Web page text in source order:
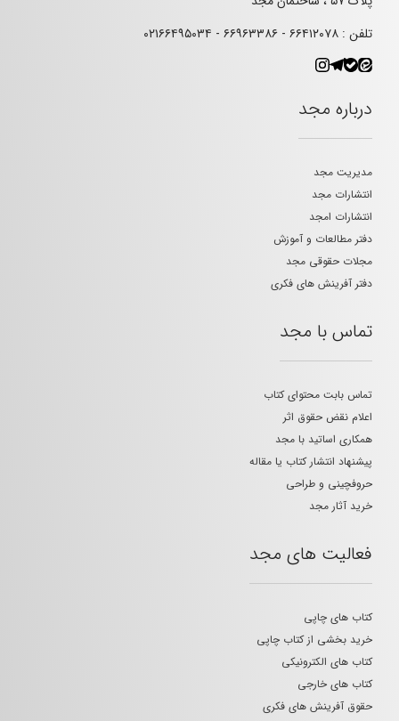
تلفن : ۶۶۴۱۲۰۷۸ - ۶۶۹۶۳۳۸۶ - ۰۲۱۶۶۴۹۵۰۳۴
درباره مجد
مدیریت مجد
انتشارات مجد
انتشارات امجد
دفتر مطالعات و آموزش
مجلات حقوقی مجد
دفتر آفرینش های فکری
تماس با مجد
تماس بابت محتوای کتاب
اعلام نقض حقوق اثر
همکاری اساتید با مجد
پیشنهاد انتشار کتاب یا مقاله
حروفچینی و طراحی
خرید آثار مجد
فعالیت های مجد
کتاب های چاپی
خرید بخشی از کتاب چاپی
کتاب های الکترونیکی
کتاب های خارجی
حقوق آفرینش های فکری